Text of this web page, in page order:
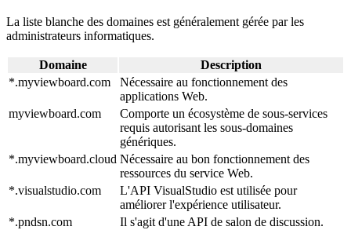
La liste blanche des domaines est généralement gérée par les
administrateurs informatiques.
Domaine
Description
*.myviewboard.com
Nécessaire au fonctionnement des
applications Web.
myviewboard.com
Comporte un écosystème de sous-services
requis autorisant les sous-domaines
génériques.
*.myviewboard.cloud Nécessaire au bon fonctionnement des
ressources du service Web.
*.visualstudio.com
L'API VisualStudio est utilisée pour
améliorer l'expérience utilisateur.
*.pndsn.com
Il s'agit d'une API de salon de discussion.